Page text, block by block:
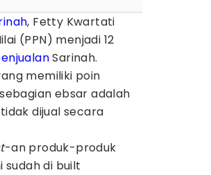
, Fetty Kwartati
(PPN) menjadi 12
Sarinah.
memiliki poin
ebsar adalah
dijual secara
-an produk-produk
sudah di built